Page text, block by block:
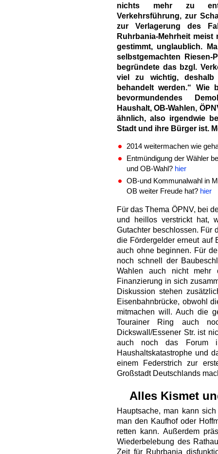
nichts mehr zu
Verkehrsführung, zur
zur Verlagerung des
Ruhrbania-Mehrheit
gestimmt, unglaublich.
selbstgemachten Riesen-
begründete das bzgl.
viel zu wichtig,
behandelt werden.“
bevormundendes
Haushalt, OB-Wahlen,
ähnlich, also irgendwie
Stadt und ihre Bürger ist.
2014 weitermachen wie
Entmündigung der Wähler
und OB-Wahl? hier
OB-und Kommunalwahl in
OB weiter Freude hat? hier
Für das Thema ÖPNV, bei
und heillos verstrickt hat,
Gutachter beschlossen. Für
die Fördergelder erneut auf
auch ohne beginnen. Für
noch schnell der
Wahlen auch nicht mehr
Finanzierung in sich
Diskussion stehen
Eisenbahnbrücke, obwohl
mitmachen will. Auch die
Tourainer Ring auch
Dickswall/Essener Str. ist
auch noch das Forum
Haushaltskatastrophe und
einem Federstrich zur
Großstadt Deutschlands
Alles Kismet
Hauptsache, man kann
man den Kaufhof oder
retten kann. Außerdem
Wiederbelebung des
Zeit für Ruhrbania